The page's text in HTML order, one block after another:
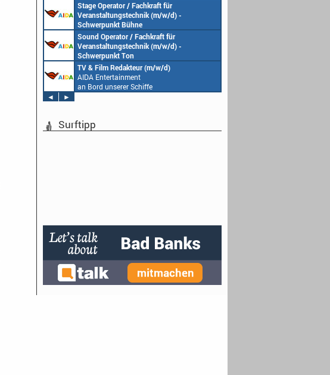
Stage Operator / Fachkraft für
Veranstaltungstechnik (m/w/d) -
Schwerpunkt Bühne
AIDA Entertainment
an Bord unserer Schiffe
Sound Operator / Fachkraft für
Veranstaltungstechnik (m/w/d) -
Schwerpunkt Ton
AIDA Entertainment
an Bord unserer Schiffe
TV & Film Redakteur (m/w/d)
AIDA Entertainment
an Bord unserer Schiffe
◄
►
Surftipp